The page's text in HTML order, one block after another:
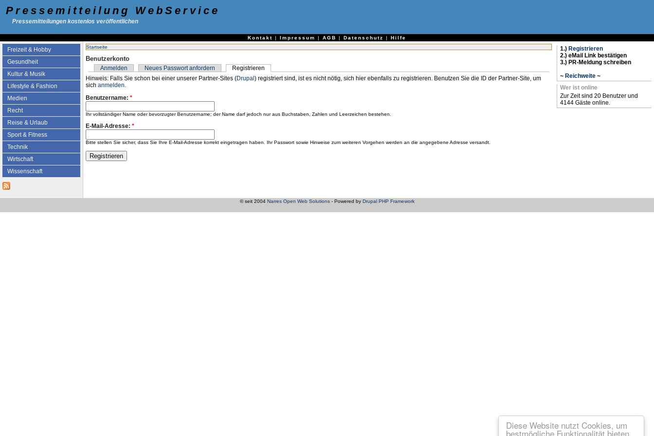
Diese Website nutzt Cookies, um
bestmögliche Funktionalität bieten
Pressemitteilung WebService
Pressemitteilungen kostenlos veröffentlichen
Kontakt | Impressum | AGB | Datenschutz | Hilfe
Freizeit & Hobby
Gesundheit
Kultur & Musik
Lifestyle & Fashion
Medien
Recht
Reise & Urlaub
Sport & Fitness
Technik
Wirtschaft
Wissenschaft
Startseite
Benutzerkonto
Anmelden Neues Passwort anfordern
Registrieren
Hinweis: Falls Sie schon bei einer unserer Partner-Sites (Drupal) registriert sind, ist es nicht nötig, sich hier ebenfalls zu registrieren. Benutzen Sie die ID der Partner-Site, um
sich anmelden
Benutzername: *
Ihr vollständiger Name oder bevorzugter Benutzername; der Name darf jedoch nur aus Buchstaben, Zahlen und Leerzeichen bestehen.
E-Mail-Adresse: *
Bitte stellen Sie sicher, dass Sie Ihre E-Mail-Adresse korrekt eingetragen haben. Ihr Passwort sowie Hinweise zum weiteren Vorgehen werden an die angegebene Adresse versandt.
1.) Registrieren
2.) eMail Link bestätigen
3.) PR-Meldung schreiben
~ Reichweite ~
Wer ist online
Zur Zeit sind 20 Benutzer und
4144 Gäste online.
© seit 2004 Narres Open Web Solutions- Powered by Drupal PHP Framework